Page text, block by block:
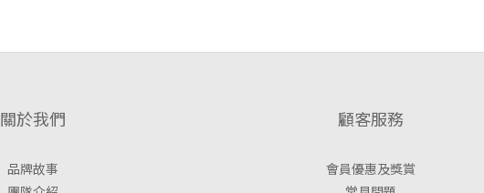
關於我們
品牌故事
顧客服務
會員優惠及獎賞